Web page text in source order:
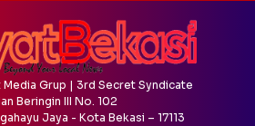
Media Grup | 3rd Secret Syndicate
Beringin III No. 102
Jaya - Kota Bekasi – 17113